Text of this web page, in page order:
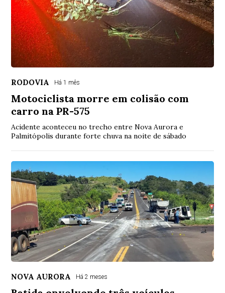
RODOVIA Há 1 mês
Motociclista morre em colisão com
carro na PR-575
Acidente aconteceu no trecho entre Nova Aurora e
Palmitópolis durante forte chuva na noite de sábado
NOVA AURORA Há 2 meses